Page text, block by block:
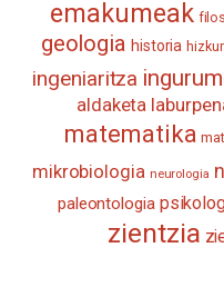
emakumeak
geologia historia
ingeniaritza
aldaketa
matematika
mikrobiologia neurologia
paleontologia
zientzia